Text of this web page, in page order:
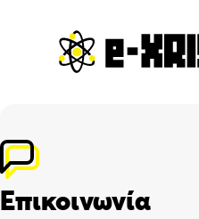
Επικοινωνία